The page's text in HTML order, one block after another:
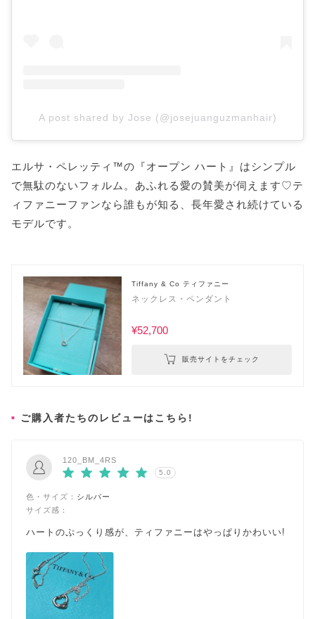
A post shared by Jose (@josejuanguzmanhair)
エルサ・ペレッティ™の『オープン ハート』はシンプル
で無駄のないフォルム。あふれる愛の賛美が伺えます♡テ
ィファニーファンなら誰もが知る、長年愛され続けている
モデルです。
Tiffany & Co ティファニー
ネックレス・ペンダント
¥52,700
販売サイトをチェック
ご購入者たちのレビューはこちら!
120_BM_4RS
5.0
色・サイズ： シルバー
サイズ感：
ハートのぷっくり感が、ティファニーはやっぱりかわいい!